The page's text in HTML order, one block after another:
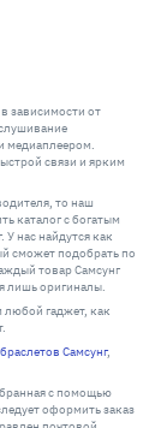
зависимости от
медиаплеером.
связи и ярким
то наш
каталог с богатым
нас найдутся как
сможет подобрать по
товар Самсунг
лишь оригиналы.
гаджет, как
Самсунг,
с помощью
оформить заказ